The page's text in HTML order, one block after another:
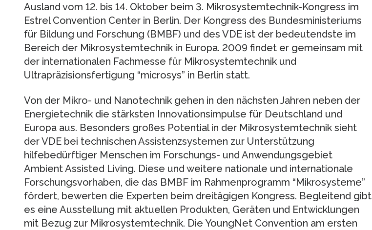
Ausland vom 12. bis 14. Oktober beim 3. Mikrosystemtechnik-Kongress im
Estrel Convention Center in Berlin. Der Kongress des Bundesministeriums
für Bildung und Forschung (BMBF) und des VDE ist der bedeutendste im
Bereich der Mikrosystemtechnik in Europa. 2009 findet er gemeinsam mit
der internationalen Fachmesse für Mikrosystemtechnik und
Ultrapräzisionsfertigung “microsys” in Berlin statt.
Von der Mikro- und Nanotechnik gehen in den nächsten Jahren neben der
Energietechnik die stärksten Innovationsimpulse für Deutschland und
Europa aus. Besonders großes Potential in der Mikrosystemtechnik sieht
der VDE bei technischen Assistenzsystemen zur Unterstützung
hilfebedürftiger Menschen im Forschungs- und Anwendungsgebiet
Ambient Assisted Living. Diese und weitere nationale und internationale
Forschungsvorhaben, die das BMBF im Rahmenprogramm “Mikrosysteme”
fördert, bewerten die Experten beim dreitägigen Kongress. Begleitend gibt
es eine Ausstellung mit aktuellen Produkten, Geräten und Entwicklungen
mit Bezug zur Mikrosystemtechnik. Die YoungNet Convention am ersten